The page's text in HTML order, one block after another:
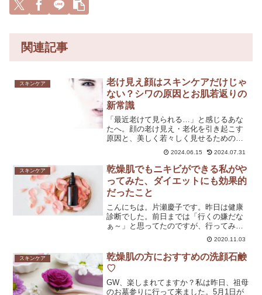
関連記事
スキンケア
老け見え顔はスキンケアだけじゃ
ない？シワの原因とお肌若返りの
新常識
「最近老けて見られる…」と感じるあな
たへ。顔の老け見え・老化を引き起こす
原因と、美しく若々しく見せるための具
体的な美容法をご紹介します。
2024.06.15 2024.07.31
スキンケア
乾燥肌でもニキビができる私がや
ってみた、ダイエットにも効果的
だったこと
こんにちは。片瀬慶子です。昨日は健康
診断でした。前日までは「行くの嫌だな
ぁ～」と思ってたのですが、行ってみた
ら体重が減ったのもあって、今は嬉しい
気持ちで一杯です♡さてさて、今日は
【乾燥肌でもニキビができる私がやって
みた、ダイエットにも効果的...
2020.11.03
スキンケア
乾燥肌の方におすすめの洗顔石鹸
♡
GW、楽しまれてますか？私は昨日、祖母
のお墓参りに行って来ました。5月1日が